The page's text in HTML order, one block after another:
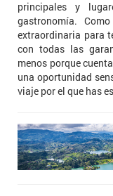
principales y
gastronomía.
extraordinaria para
con todas las
menos porque
una oportunidad
viaje por el que has